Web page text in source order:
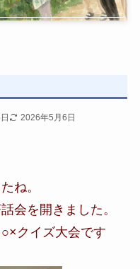
2026年5月6日
ね。
会を開きました。
クイズ大会です